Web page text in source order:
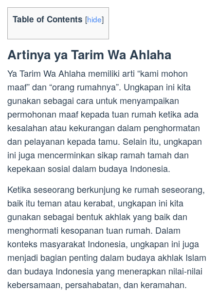
Table of Contents [hide]
Artinya ya Tarim Wa Ahlaha
Ya Tarim Wa Ahlaha memiliki arti “kami mohon
maaf” dan “orang rumahnya”. Ungkapan ini kita
gunakan sebagai cara untuk menyampaikan
permohonan maaf kepada tuan rumah ketika ada
kesalahan atau kekurangan dalam penghormatan
dan pelayanan kepada tamu. Selain itu, ungkapan
ini juga mencerminkan sikap ramah tamah dan
kepekaan sosial dalam budaya Indonesia.
Ketika seseorang berkunjung ke rumah seseorang,
baik itu teman atau kerabat, ungkapan ini kita
gunakan sebagai bentuk akhlak yang baik dan
menghormati kesopanan tuan rumah. Dalam
konteks masyarakat Indonesia, ungkapan ini juga
menjadi bagian penting dalam budaya akhlak Islam
dan budaya Indonesia yang menerapkan nilai-nilai
kebersamaan, persahabatan, dan keramahan.